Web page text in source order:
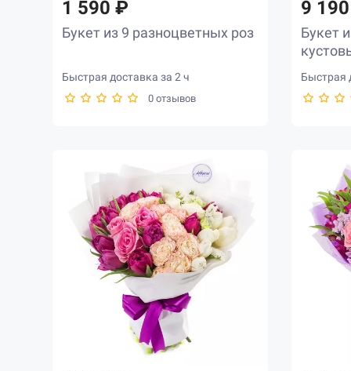
1 590 ₽
Букет из 9 разноцветных роз
Быстрая доставка за 2 ч
0 отзывов
9
Букет
Быстрая